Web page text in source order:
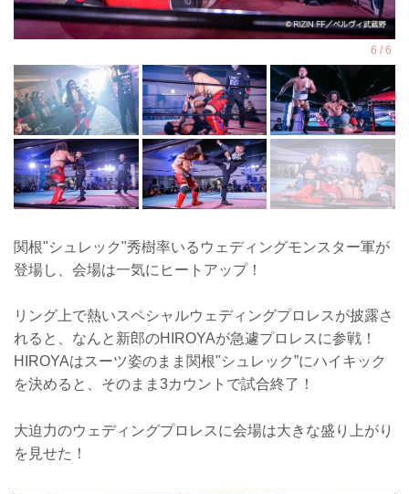
関根"シュレック"秀樹率いるウェディングモンスター軍が
登場し、会場は一気にヒートアップ！
リング上で熱いスペシャルウェディングプロレスが披露さ
れると、なんと新郎のHIROYAが急遽プロレスに参戦！
HIROYAはスーツ姿のまま関根"シュレック”にハイキック
を決めると、そのまま3カウントで試合終了！
大迫力のウェディングプロレスに会場は大きな盛り上がり
を見せた！